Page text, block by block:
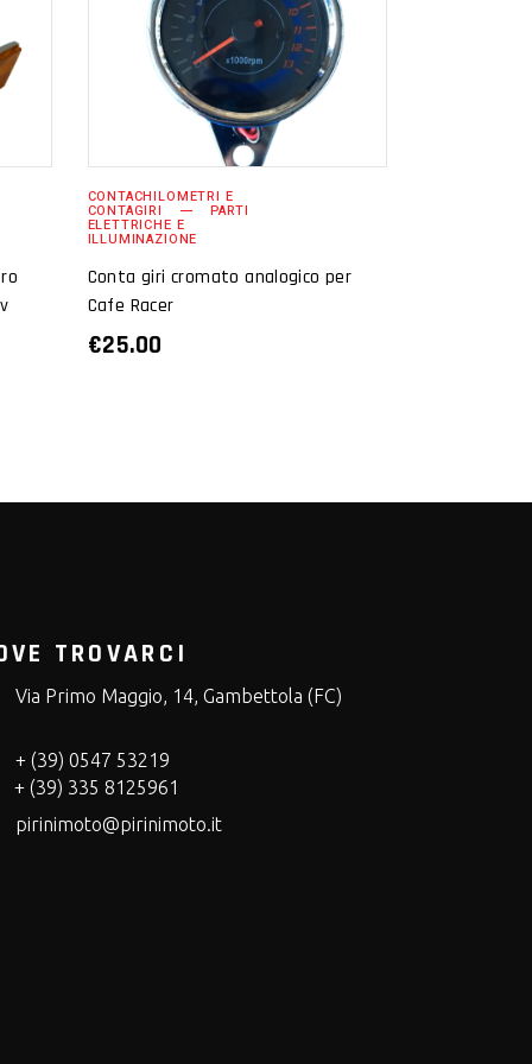
AGGIUNGI AL
CARRELLO
CONTACHILOMETRI E
CONTAGIRI PARTI
ELETTRICHE E
ILLUMINAZIONE
Conta giri cromato analogico per
Cafe Racer
€25.00
TROVARCI
Via Primo Maggio, 14, Gambettola (FC)
+ (39) 0547 53219
+ (39) 335 8125961
pirinimoto@pirinimoto.it